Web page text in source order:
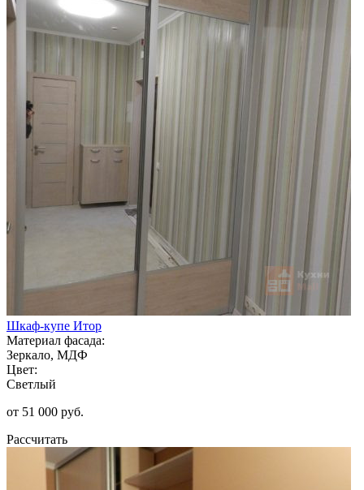
Шкаф-купе Итор
Материал фасада:
Зеркало, МДФ
Цвет:
Светлый
от 51 000 руб.
Рассчитать